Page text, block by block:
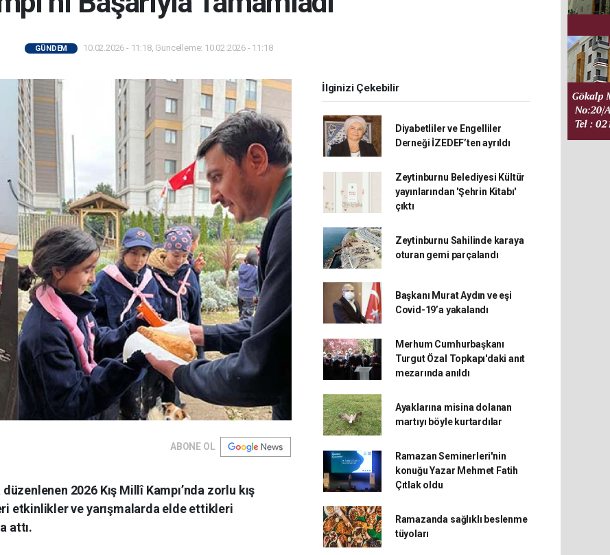
GÜNDEM 10.02.2026 - 11:18, Güncelleme: 10.02.2026 - 11:18
ABONE OL
2026 Kış Millî Kampı’nda zorlu kış
etkinlikler ve yarışmalarda elde ettikleri
attı.
İlginizi Çekebilir
Diyabetliler ve Engelliler
Derneği İZEDEF’ten ayrıldı
Zeytinburnu Belediyesi Kültür
yayınlarından 'Şehrin Kitabı'
çıktı
Zeytinburnu Sahilinde karaya
oturan gemi parçalandı
Başkanı Murat Aydın ve eşi
Covid-19’a yakalandı
Merhum Cumhurbaşkanı
Turgut Özal Topkapı'daki anıt
mezarında anıldı
Ayaklarına misina dolanan
martıyı böyle kurtardılar
Ramazan Seminerleri'nin
konuğu Yazar Mehmet Fatih
Çıtlak oldu
Ramazanda sağlıklı beslenme
tüyoları